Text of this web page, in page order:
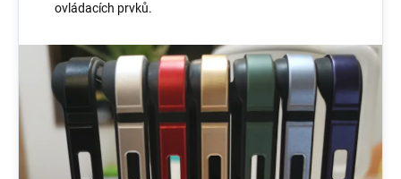
ovládacích prvků.